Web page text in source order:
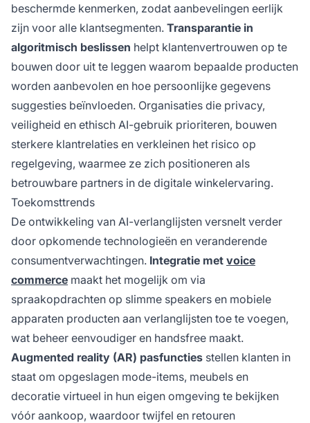
beschermde kenmerken, zodat aanbevelingen eerlijk
zijn voor alle klantsegmenten. Transparantie in
algoritmisch beslissen helpt klantenvertrouwen op te
bouwen door uit te leggen waarom bepaalde producten
worden aanbevolen en hoe persoonlijke gegevens
suggesties beïnvloeden. Organisaties die privacy,
veiligheid en ethisch AI-gebruik prioriteren, bouwen
sterkere klantrelaties en verkleinen het risico op
regelgeving, waarmee ze zich positioneren als
betrouwbare partners in de digitale winkelervaring.
Toekomsttrends
De ontwikkeling van AI-verlanglijsten versnelt verder
door opkomende technologieën en veranderende
consumentverwachtingen. Integratie met voice
commerce maakt het mogelijk om via
spraakopdrachten op slimme speakers en mobiele
apparaten producten aan verlanglijsten toe te voegen,
wat beheer eenvoudiger en handsfree maakt.
Augmented reality (AR) pasfuncties stellen klanten in
staat om opgeslagen mode-items, meubels en
decoratie virtueel in hun eigen omgeving te bekijken
vóór aankoop, waardoor twijfel en retouren